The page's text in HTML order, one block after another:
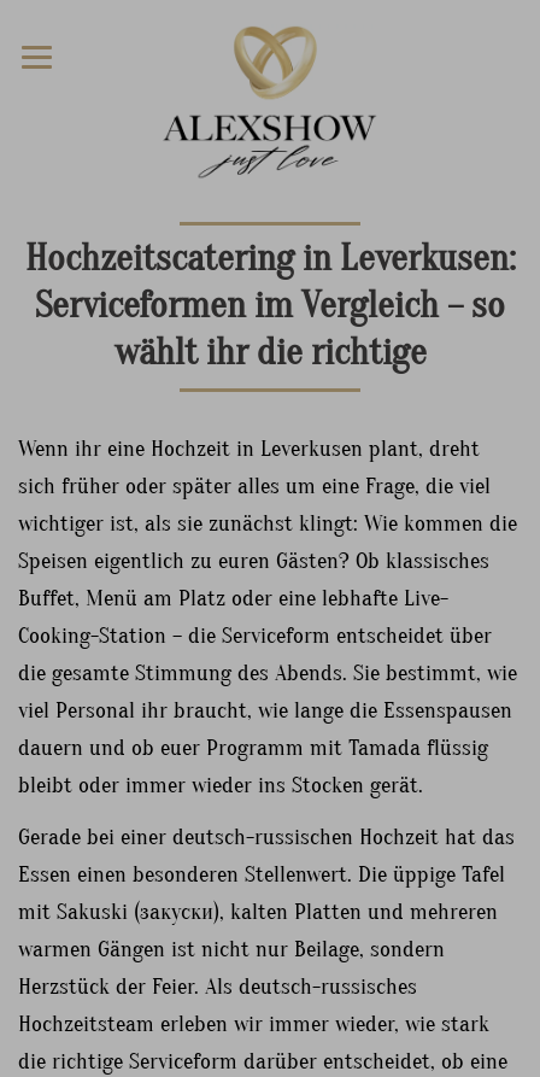
Hochzeitscatering in Leverkusen:
Serviceformen im Vergleich – so
wählt ihr die richtige
Wenn ihr eine Hochzeit in Leverkusen plant, dreht
sich früher oder später alles um eine Frage, die viel
wichtiger ist, als sie zunächst klingt: Wie kommen die
Speisen eigentlich zu euren Gästen? Ob klassisches
Buffet, Menü am Platz oder eine lebhafte Live-
Cooking-Station – die Serviceform entscheidet über
die gesamte Stimmung des Abends. Sie bestimmt, wie
viel Personal ihr braucht, wie lange die Essenspausen
dauern und ob euer Programm mit Tamada flüssig
bleibt oder immer wieder ins Stocken gerät.
Gerade bei einer deutsch-russischen Hochzeit hat das
Essen einen besonderen Stellenwert. Die üppige Tafel
mit Sakuski (закуски), kalten Platten und mehreren
warmen Gängen ist nicht nur Beilage, sondern
Herzstück der Feier. Als deutsch-russisches
Hochzeitsteam erleben wir immer wieder, wie stark
die richtige Serviceform darüber entscheidet, ob eine